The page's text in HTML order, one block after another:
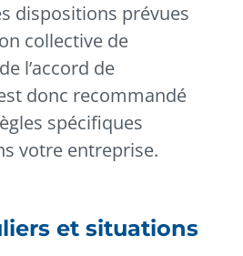
dispositions prévues
collective de
l’accord de
donc recommandé
spécifiques
votre entreprise.
et situations